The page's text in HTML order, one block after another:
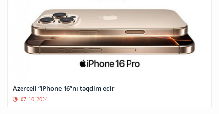
Azercell “iPhone 16”nı təqdim edir
07-10-2024